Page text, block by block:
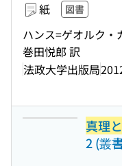
紙 図書
ハンス=ゲオルク・
巻田悦郎 訳
法政大学出版局
真理
2 (叢